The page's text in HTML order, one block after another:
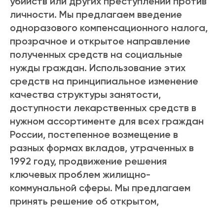
личности. Мы предлагаем введение
одноразового компенсационного налога,
прозрачное и открытое направление
полученных средств на социальные
нужды граждан. Использование этих
средств на принципиальное изменение
качества структуры занятости,
доступности лекарственных средств в
нужном ассортименте для всех граждан
России, постепенное возмещение в
разных формах вкладов, утраченных в
1992 году, продвижение решения
ключевых проблем жилищно-
коммунальной сферы. Мы предлагаем
принять решение об открытом,